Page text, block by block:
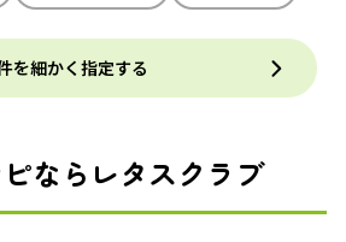
を細かく指定する
ならレタスクラブ